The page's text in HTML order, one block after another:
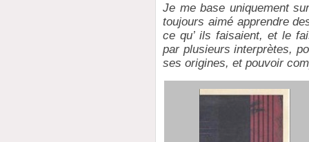
Je me base uniquement
toujours aimé apprendre
ce qu’ ils faisaient, et le
par plusieurs interprètes,
ses origines, et pouvoir